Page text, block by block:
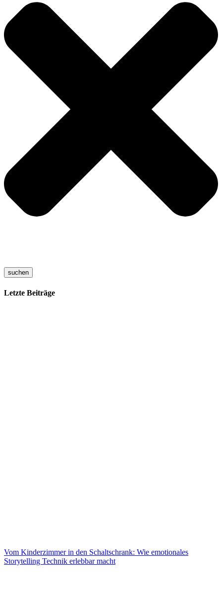
suchen
Letzte Beiträge
Vom Kinderzimmer in den Schaltschrank: Wie emotionales
Storytelling Technik erlebbar macht